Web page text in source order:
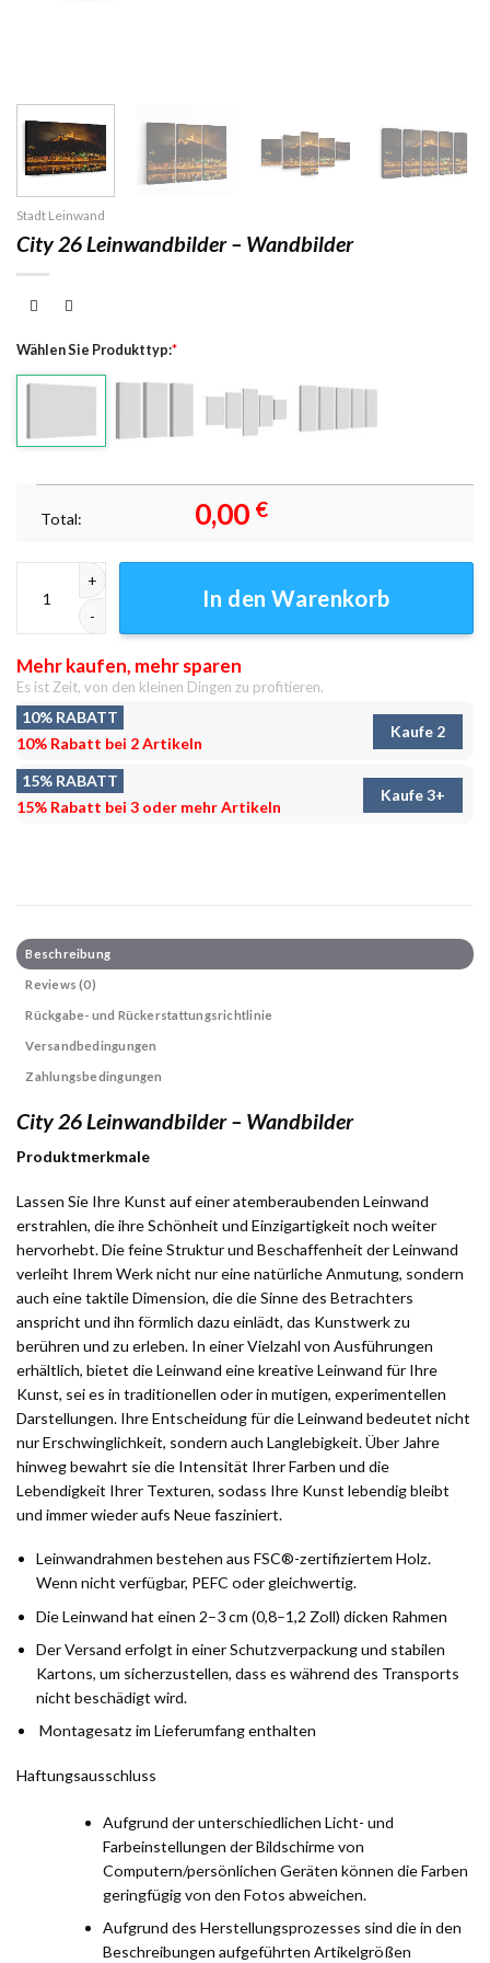
Stadt Leinwand
City 26 Leinwandbilder – Wandbilder
Wählen Sie Produkttyp:*
Total: 0,00 €
In den Warenkorb
Mehr kaufen, mehr sparen
Es ist Zeit, von den kleinen Dingen zu profitieren.
10% RABATT
10% Rabatt bei 2 Artikeln
Kaufe 2
15% RABATT
15% Rabatt bei 3 oder mehr Artikeln
Kaufe 3+
Beschreibung
Reviews (0)
Rückgabe- und Rückerstattungsrichtlinie
Versandbedingungen
Zahlungsbedingungen
City 26 Leinwandbilder – Wandbilder
Produktmerkmale
Lassen Sie Ihre Kunst auf einer atemberaubenden Leinwand
erstrahlen, die ihre Schönheit und Einzigartigkeit noch weiter
hervorhebt. Die feine Struktur und Beschaffenheit der Leinwand
verleiht Ihrem Werk nicht nur eine natürliche Anmutung, sondern
auch eine taktile Dimension, die die Sinne des Betrachters
anspricht und ihn förmlich dazu einlädt, das Kunstwerk zu
berühren und zu erleben. In einer Vielzahl von Ausführungen
erhältlich, bietet die Leinwand eine kreative Leinwand für Ihre
Kunst, sei es in traditionellen oder in mutigen, experimentellen
Darstellungen. Ihre Entscheidung für die Leinwand bedeutet nicht
nur Erschwinglichkeit, sondern auch Langlebigkeit. Über Jahre
hinweg bewahrt sie die Intensität Ihrer Farben und die
Lebendigkeit Ihrer Texturen, sodass Ihre Kunst lebendig bleibt
und immer wieder aufs Neue fasziniert.
Leinwandrahmen bestehen aus FSC®-zertifiziertem Holz.
Wenn nicht verfügbar, PEFC oder gleichwertig.
Die Leinwand hat einen 2–3 cm (0,8–1,2 Zoll) dicken Rahmen
Der Versand erfolgt in einer Schutzverpackung und stabilen
Kartons, um sicherzustellen, dass es während des Transports
nicht beschädigt wird.
Montagesatz im Lieferumfang enthalten
Haftungsausschluss
Aufgrund der unterschiedlichen Licht- und
Farbeinstellungen der Bildschirme von
Computern/persönlichen Geräten können die Farben
geringfügig von den Fotos abweichen.
Aufgrund des Herstellungsprozesses sind die in den
Beschreibungen aufgeführten Artikelgrößen